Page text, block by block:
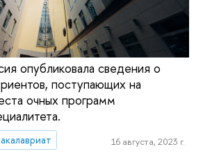
опубликовала сведения о
поступающих на
очных программ
16 августа, 2023 г.